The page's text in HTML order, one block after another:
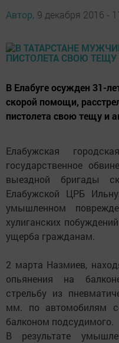
Автор, 9 декабря 2016 -
В Елабуге осужден 31-
скорой помощи,
пистолета свою тещу и
Елабужская
государственное
выездной бригады
Елабужской ЦРБ
умышленном
хулиганских
ущерба гражданам.
2 марта Назмиев,
опьянения на
стрельбу из
мм. по автомобилям
балконом подсудимого.
В результате